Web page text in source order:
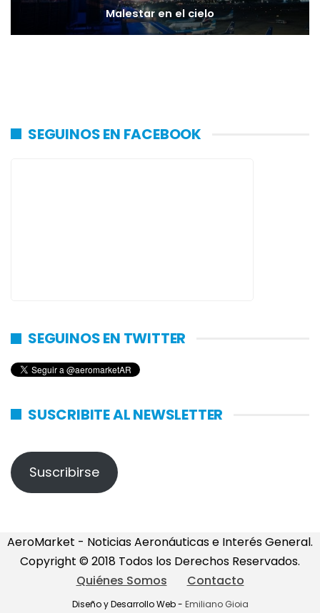
Malestar en el cielo
SEGUINOS EN FACEBOOK
SEGUINOS EN TWITTER
SUSCRIBITE AL NEWSLETTER
Suscribirse
AeroMarket - Noticias Aeronáuticas e Interés General.
Copyright © 2018 Todos los Derechos Reservados.
Quiénes Somos
Contacto
Diseño y Desarrollo Web - Emiliano Gioia